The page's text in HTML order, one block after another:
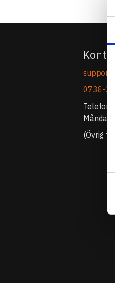
0738-
Måndag
(Övrig